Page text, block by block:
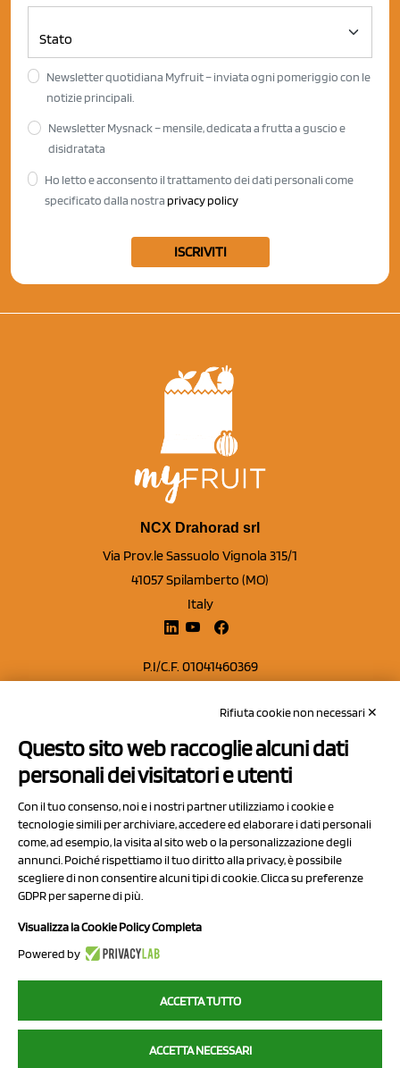
Newsletter quotidiana Myfruit – inviata ogni pomeriggio con le
notizie principali.
Newsletter Mysnack – mensile, dedicata a frutta a guscio e
disidratata
Ho letto e acconsento il trattamento dei dati personali come
specificato dalla nostra privacy policy
ISCRIVITI
NCX Drahorad srl
Via Prov.le Sassuolo Vignola 315/1
41057 Spilamberto (MO)
Italy
P.I/C.F. 01041460369
Capitale sociale Euro 50.000,00 i.v.
Contatti
Privacy Policy
Cookie Policy
Chi Siamo
2023 NCX Drahorad srl - All rights reserved
myfruit.it è parte del network diNCX DRAHORAD
NCX Drahorad - Via Provinciale Vignola-Sassuolo 315/1 - 41057
Rifiuta cookie non necessari ✕
Questo sito web raccoglie alcuni dati
personali dei visitatori e utenti
Con il tuo consenso, noi e i nostri partner utilizziamo i cookie e
tecnologie simili per archiviare, accedere ed elaborare i dati personali
come, ad esempio, la visita al sito web o la personalizzazione degli
annunci. Poiché rispettiamo il tuo diritto alla privacy, è possibile
scegliere di non consentire alcuni tipi di cookie. Clicca su preferenze
GDPR per saperne di più.
Visualizza la Cookie Policy Completa
Powered by
ACCETTA TUTTO
ACCETTA NECESSARI